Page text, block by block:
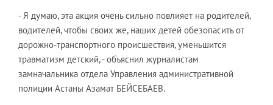
- Я думаю, эта акция очень сильно повлияет на родителей,
водителей, чтобы своих же, наших детей обезопасить от
дорожно-транспортного происшествия, уменьшится
травматизм детский, - объяснил журналистам
замначальника отдела Управления административной
полиции Астаны Азамат БЕЙСЕБАЕВ.